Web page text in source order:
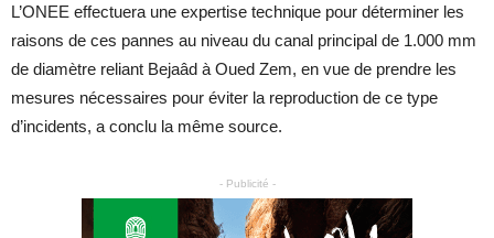
L’ONEE effectuera une expertise technique pour déterminer les
raisons de ces pannes au niveau du canal principal de 1.000 mm
de diamètre reliant Bejaâd à Oued Zem, en vue de prendre les
mesures nécessaires pour éviter la reproduction de ce type
d’incidents, a conclu la même source.
- Publicité -